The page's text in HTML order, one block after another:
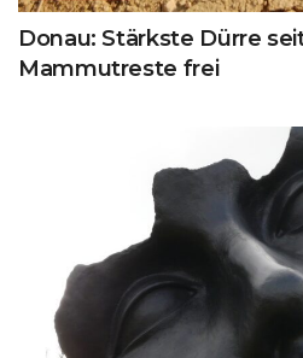
Donau: Stärkste Dürre
Mammutreste frei